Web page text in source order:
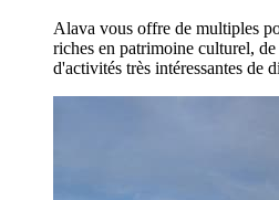
Alava vous offre de multiples
riches en patrimoine culturel,
d'activités très intéressantes de